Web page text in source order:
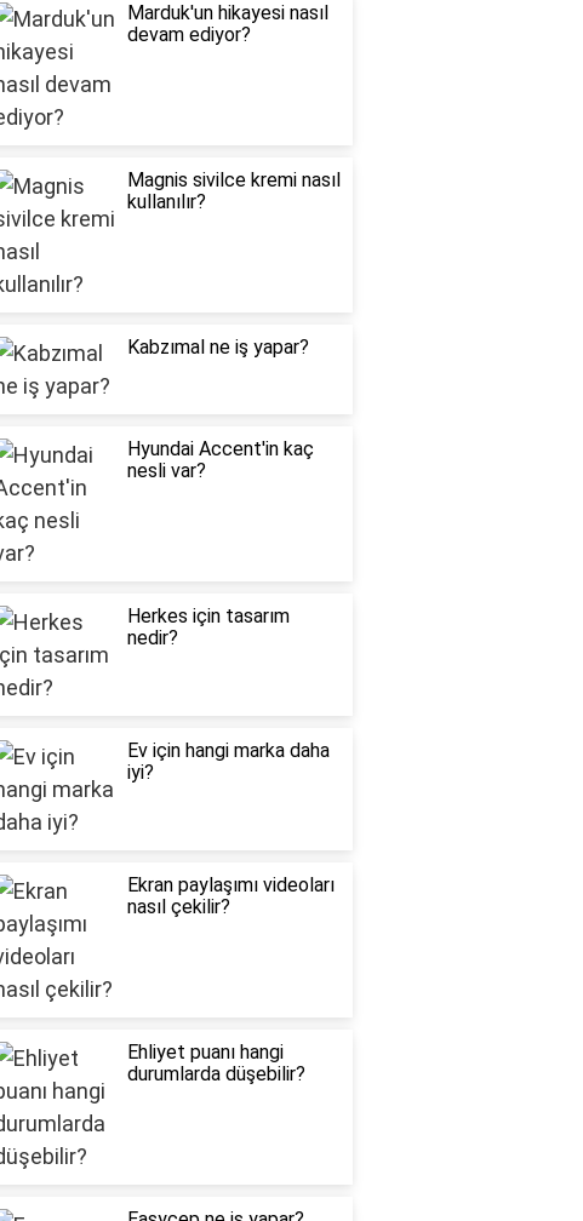
Marduk'un hikayesi nasıl
devam ediyor?
Magnis sivilce kremi nasıl
kullanılır?
Kabzımal ne iş yapar?
Hyundai Accent'in kaç
nesli var?
Herkes için tasarım
nedir?
Ev için hangi marka daha
iyi?
Ekran paylaşımı videoları
nasıl çekilir?
Ehliyet puanı hangi
durumlarda düşebilir?